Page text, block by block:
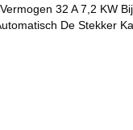
32 A 7,2 KW
De Stekker